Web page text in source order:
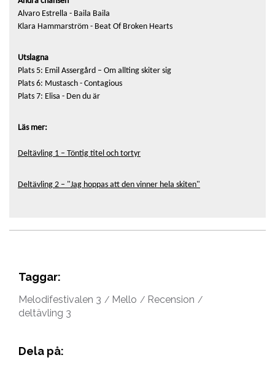
Alvaro Estrella - Baila Baila
Klara Hammarström - Beat Of Broken Hearts
Utslagna
Plats 5: Emil Assergård – Om allting skiter sig
Plats 6: Mustasch - Contagious
Plats 7: Elisa - Den du är
Läs mer:
Deltävling 1 – Töntig titel och tortyr
Deltävling 2 – "Jag hoppas att den vinner hela skiten"
Taggar:
Melodifestivalen 3 Mello
Recension
deltävling 3
Dela på: